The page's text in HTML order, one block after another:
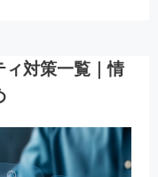
ィ対策一覧｜情